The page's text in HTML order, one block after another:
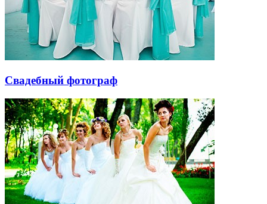
Свадебный фотограф